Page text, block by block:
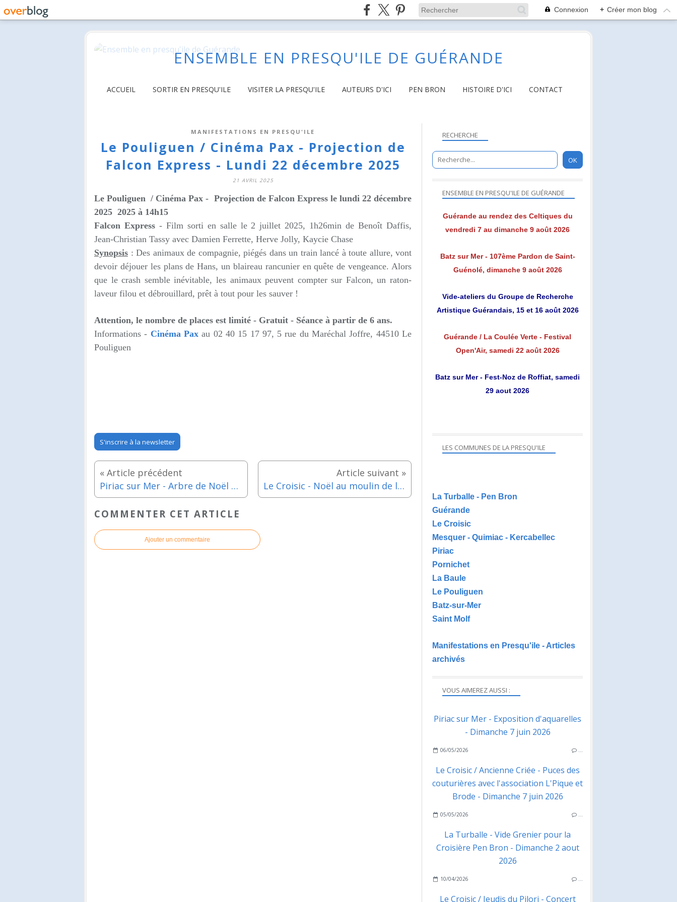
Connexion + Créer mon blog
ENSEMBLE EN PRESQU'ILE DE GUÉRANDE
ACCUEIL SORTIR EN PRESQU'ILE VISITER LA PRESQU'ILE AUTEURS D'ICI PEN BRON HISTOIRE D'ICI CONTACT
MANIFESTATIONS EN PRESQU'ILE
Le Pouliguen / Cinéma Pax - Projection de
Falcon Express - Lundi 22 décembre 2025
21 AVRIL 2025
Le Pouliguen / Cinéma Pax - Projection de Falcon Express le lundi 22 décembre
2025 2025 à 14h15
Falcon Express- Film sorti en salle le 2 juillet 2025, 1h26min de Benoît Daffis,
Jean-Christian Tassy avec Damien Ferrette, Herve Jolly, Kaycie Chase
Synopsis : Des animaux de compagnie, piégés dans un train lancé à toute allure, vont
devoir déjouer les plans de Hans, un blaireau rancunier en quête de vengeance. Alors
que le crash semble inévitable, les animaux peuvent compter sur Falcon, un raton-
laveur filou et débrouillard, prêt à tout pour les sauver !
Attention, le nombre de places est limité - Gratuit - Séance à partir de 6 ans.
Informations - Cinéma Paxau 02 40 15 17 97, 5 rue du Maréchal Joffre, 44510 Le
Pouliguen
S'inscrire à la newsletter
Piriac sur Mer - Arbre de Noël et spectacle enfants : Le voila voila se déchaine... Chaud devant ! - Dimanche 21 décembre 2025 Le Croisic - Noël au moulin de la Providence - Lundi 22 décembre 2025
COMMENTER CET ARTICLE
Ajouter un commentaire
RECHERCHE
VOUS AIMEREZ AUSSI :
Piriac sur Mer - Exposition d'aquarelles
- Dimanche 7 juin 2026
06/05/2026 …
Le Croisic / Ancienne Criée - Puces des
couturières avec l'association L'Pique et
Brode - Dimanche 7 juin 2026
05/05/2026 …
La Turballe - Vide Grenier pour la
Croisière Pen Bron - Dimanche 2 aout
2026
10/04/2026 …
Le Croisic / Jeudis du Pilori - Concert
ENSEMBLE EN PRESQU'ILE DE GUÉRANDE
Guérande au rendez des Celtiques du
vendredi 7 au dimanche 9 août 2026
Batz sur Mer - 107ème Pardon de Saint-
Guénolé, dimanche 9 août 2026
Vide-ateliers du Groupe de Recherche
Artistique Guérandais, 15 et 16 août 2026
Guérande / La Coulée Verte - Festival
Open'Air, samedi 22 août 2026
Batz sur Mer - Fest-Noz de Roffiat, samedi
29 aout 2026
LES COMMUNES DE LA PRESQU'ILE
La Turballe - Pen Bron
Guérande
Le Croisic
Mesquer - Quimiac - Kercabellec
Piriac
Pornichet
La Baule
Le Pouliguen
Batz-sur-Mer
Saint Molf
Manifestations en Presqu'ile - Articles
archivés